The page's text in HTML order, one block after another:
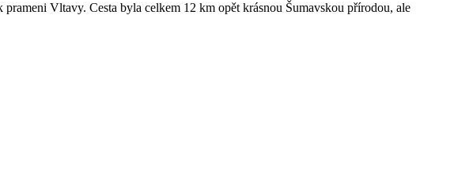
Vltavy. Cesta byla celkem 12 km opět krásnou Šumavskou přírodou, ale